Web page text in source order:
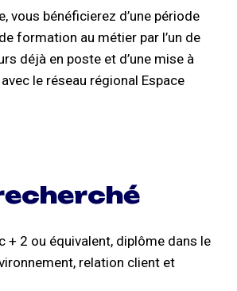
vous bénéficierez d’une période
formation au métier par l’un de
déjà en poste et d’une mise à
le réseau régional Espace
+ 2 ou équivalent, diplôme dans le
relation client et